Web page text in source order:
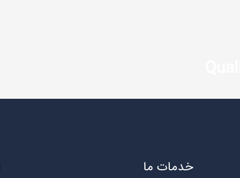
خدمات ما